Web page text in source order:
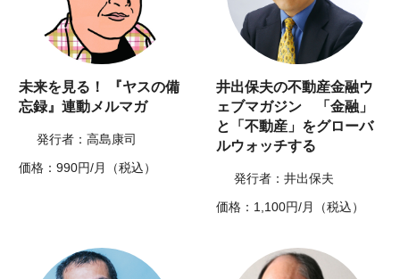
未来を見る！ 『ヤスの備
忘録』連動メルマガ
発行者：高島康司
価格：990円/月（税込）
井出保夫の不動産金融ウ
ェブマガジン 「金融」
と「不動産」をグローバ
ルウォッチする
発行者：井出保夫
価格：1,100円/月（税込）